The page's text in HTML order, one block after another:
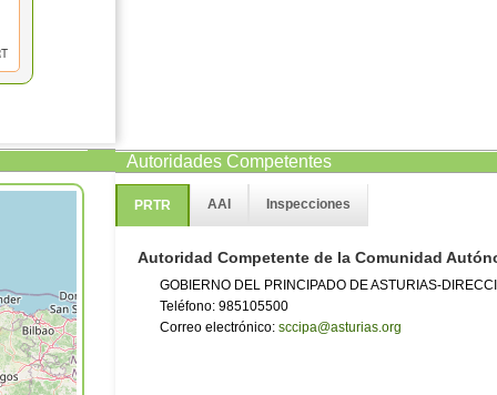
Autoridades Competentes
PRTR AAI Inspecciones
Autoridad Competente de la Comunidad
GOBIERNO DEL PRINCIPADO DE ASTURIAS-
Teléfono: 985105500
Correo electrónico: sccipa@asturias.org